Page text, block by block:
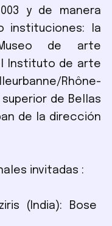
y de manera
instituciones: la
de arte
Instituto de arte
Rhône-
de Bellas
de la dirección
invitadas :
(India): Bose